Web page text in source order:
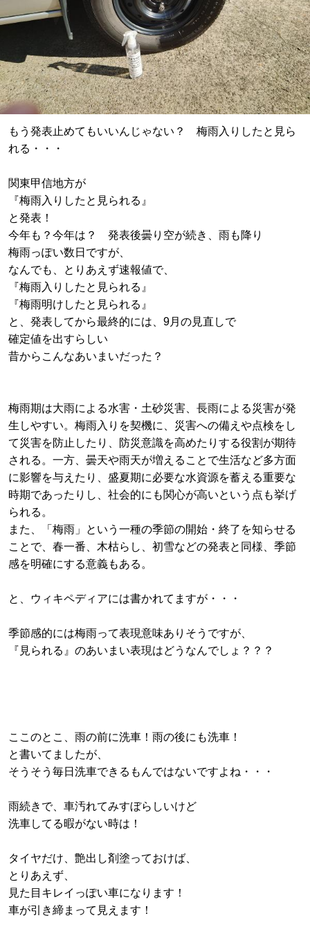
もう発表止めてもいいんじゃない？ 梅雨入りしたと見ら
れる・・・
関東甲信地方が
『梅雨入りしたと見られる』
と発表！
今年も？今年は？ 発表後曇り空が続き、雨も降り
梅雨っぽい数日ですが、
なんでも、とりあえず速報値で、
『梅雨入りしたと見られる』
『梅雨明けしたと見られる』
と、発表してから最終的には、9月の見直しで
確定値を出すらしい
昔からこんなあいまいだった？
梅雨期は大雨による水害・土砂災害、長雨による災害が発
生しやすい。梅雨入りを契機に、災害への備えや点検をし
て災害を防止したり、防災意識を高めたりする役割が期待
される。一方、曇天や雨天が増えることで生活など多方面
に影響を与えたり、盛夏期に必要な水資源を蓄える重要な
時期であったりし、社会的にも関心が高いという点も挙げ
られる。
また、「梅雨」という一種の季節の開始・終了を知らせる
ことで、春一番、木枯らし、初雪などの発表と同様、季節
感を明確にする意義もある。
と、ウィキペディアには書かれてますが・・・
季節感的には梅雨って表現意味ありそうですが、
『見られる』のあいまい表現はどうなんでしょ？？？
ここのとこ、雨の前に洗車！雨の後にも洗車！
と書いてましたが、
そうそう毎日洗車できるもんではないですよね・・・
雨続きで、車汚れてみすぼらしいけど
洗車してる暇がない時は！
タイヤだけ、艶出し剤塗っておけば、
とりあえず、
見た目キレイっぽい車になります！
車が引き締まって見えます！